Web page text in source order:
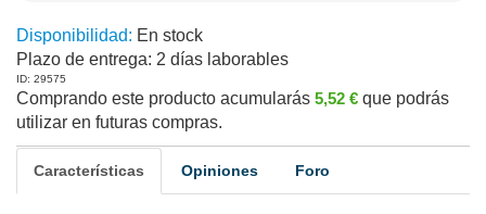
Disponibilidad: En stock
Plazo de entrega: 2 días laborables
ID: 29575
Comprando este producto acumularás 5,52 € que podrás
utilizar en futuras compras.
Características Opiniones Foro